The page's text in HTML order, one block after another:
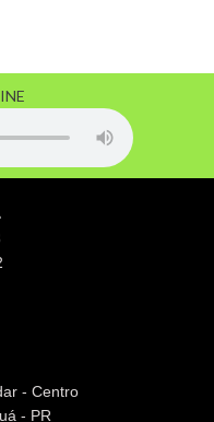
- Centro
- PR